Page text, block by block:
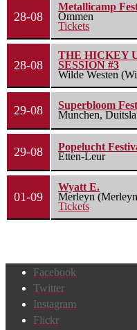
28-08
Metallicamp
Ommen
Tickets
28-08
THE HICKEY
SESSION #3
Wilde Westen
29-08
Superbloom
Munchen,
29-08
Popelucht
Etten-Leur
01-09
Wyatt E.
Merleyn
Tickets
Facebook
Twitter
Instagram
Flickr